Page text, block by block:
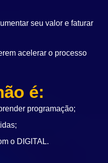
seu valor e faturar
acelerar o processo
é:
programação;
o DIGITAL.